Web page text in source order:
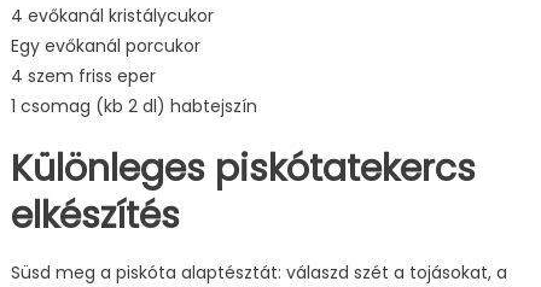
4 evőkanál kristálycukor
Egy evőkanál porcukor
4 szem friss eper
1 csomag (kb 2 dl) habtejszín
Különleges piskótatekercs
elkészítés
Süsd meg a piskóta alaptésztát: válaszd szét a tojásokat, a